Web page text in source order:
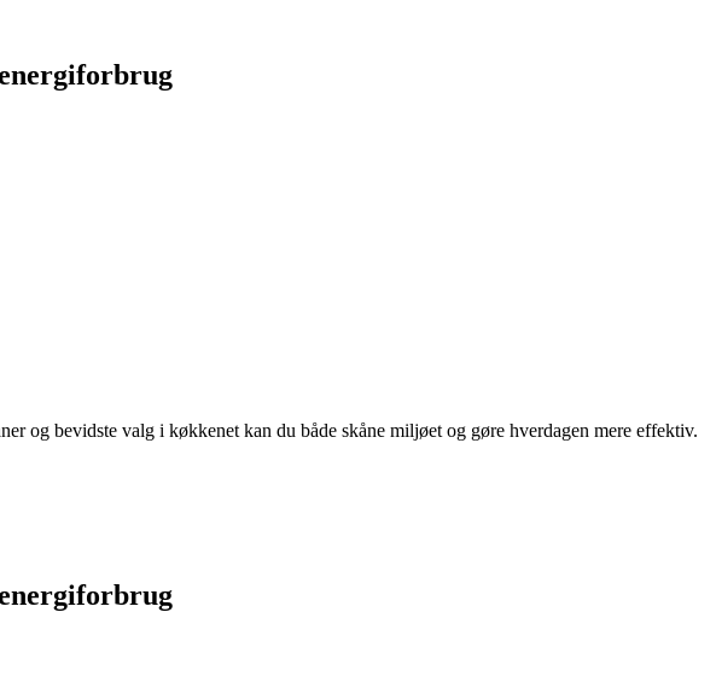
og bevidste valg i køkkenet kan du både skåne miljøet og gøre hverdagen mere effektiv.